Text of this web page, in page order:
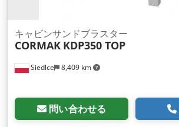
Siedlce 8,409 km
キャビンサンドブラスター
CORMAK KDP350 TOP
問い合わせる